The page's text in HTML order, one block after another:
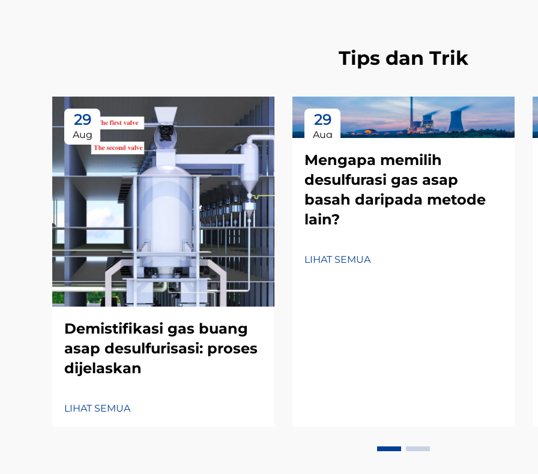
Tips dan Trik
29
Aug
Demistifikasi gas buang
asap desulfurisasi: proses
dijelaskan
LIHAT SEMUA
29
Aug
Mengapa memilih
desulfurasi gas asap
basah daripada metode
lain?
LIHAT SEMUA